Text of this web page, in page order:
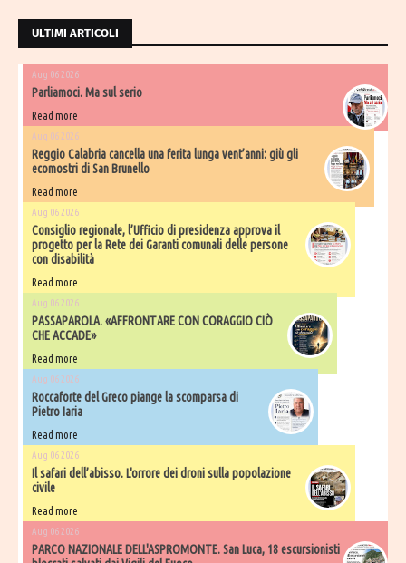
ULTIMI ARTICOLI
Aug 06 2026
Parliamoci. Ma sul serio
Read more
Aug 06 2026
Reggio Calabria cancella una ferita lunga vent’anni: giù gli
ecomostri di San Brunello
Read more
Aug 06 2026
Consiglio regionale, l’Ufficio di presidenza approva il
progetto per la Rete dei Garanti comunali delle persone
con disabilità
Read more
Aug 06 2026
PASSAPAROLA. «AFFRONTARE CON CORAGGIO CIÒ
CHE ACCADE»
Read more
Aug 06 2026
Roccaforte del Greco piange la scomparsa di
Pietro Iaria
Read more
Aug 06 2026
Il safari dell’abisso. L'orrore dei droni sulla popolazione
civile
Read more
Aug 06 2026
PARCO NAZIONALE DELL'ASPROMONTE. San Luca, 18 escursionisti